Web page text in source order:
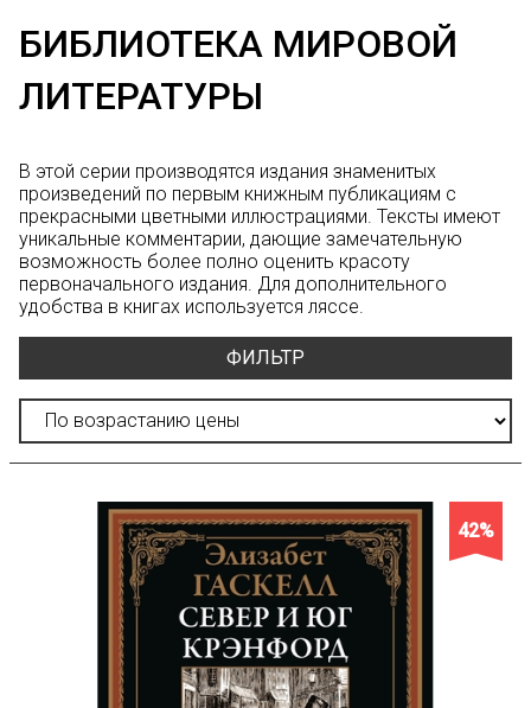
БИБЛИОТЕКА МИРОВОЙ
ЛИТЕРАТУРЫ
В этой серии производятся издания знаменитых
произведений по первым книжным публикациям с
прекрасными цветными иллюстрациями. Тексты имеют
уникальные комментарии, дающие замечательную
возможность более полно оценить красоту
первоначального издания. Для дополнительного
удобства в книгах используется ляссе.
ФИЛЬТР
42%